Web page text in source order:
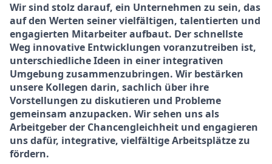
Wir sind stolz darauf, ein Unternehmen zu sein, das
auf den Werten seiner vielfältigen, talentierten und
engagierten Mitarbeiter aufbaut. Der schnellste
Weg innovative Entwicklungen voranzutreiben ist,
unterschiedliche Ideen in einer integrativen
Umgebung zusammenzubringen. Wir bestärken
unsere Kollegen darin, sachlich über ihre
Vorstellungen zu diskutieren und Probleme
gemeinsam anzupacken. Wir sehen uns als
Arbeitgeber der Chancengleichheit und engagieren
uns dafür, integrative, vielfältige Arbeitsplätze zu
fördern.